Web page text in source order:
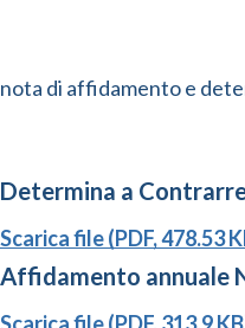
nota di affidamento e
Determina a
Scarica file (PDF, 478.53
Affidamento annuale
Scarica file (PDF, 313.9